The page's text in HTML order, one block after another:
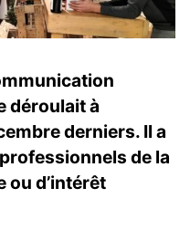
déroulait à
derniers. Il a
de la
d’intérêt